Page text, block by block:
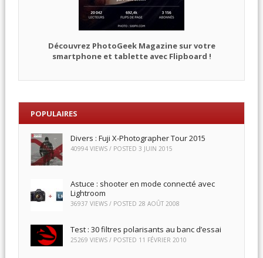
Découvrez PhotoGeek Magazine sur votre
smartphone et tablette avec Flipboard !
POPULAIRES
Divers : Fuji X-Photographer Tour 2015
40994 VIEWS / POSTED 3 JUIN 2015
Astuce : shooter en mode connecté avec
Lightroom
36937 VIEWS / POSTED 28 AOÛT 2008
Test : 30 filtres polarisants au banc d’essai
25269 VIEWS / POSTED 11 FÉVRIER 2010